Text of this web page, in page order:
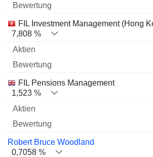
FIL Investment Management (Hong
7,808 %
FIL Pensions Management
1,523 %
Robert Bruce Woodland
0,7058 %